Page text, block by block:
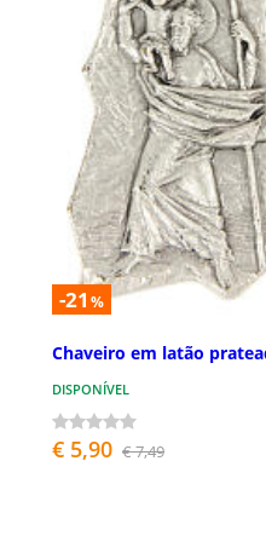
-21 %
Chaveiro em latão
DISPONÍVEL
€ 5,90 € 7,49